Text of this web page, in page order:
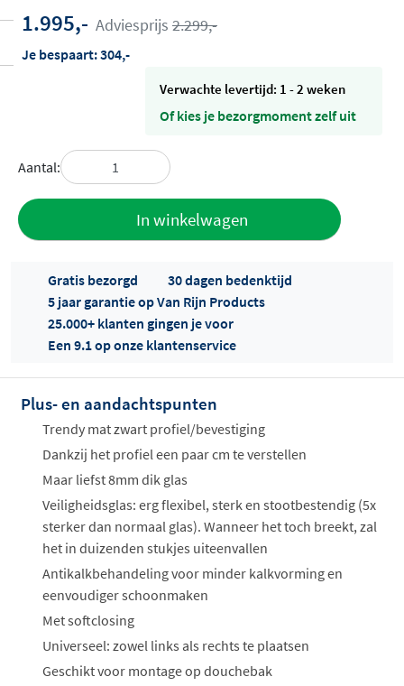
1.995,- Adviesprijs 2.299,-
Je bespaart:304,-
Verwachte levertijd: 1 - 2 weken
Of kies je bezorgmoment zelf uit
Aantal:
In winkelwagen
Offertes
ophalen...
Gratis bezorgd
30 dagen bedenktijd
5 jaar garantie op Van Rijn Products
25.000+ klanten gingen je voor
Een 9.1 op onze klantenservice
Plus- en aandachtspunten
Trendy mat zwart profiel/bevestiging
Dankzij het profiel een paar cm te verstellen
Maar liefst 8mm dik glas
Veiligheidsglas: erg flexibel, sterk en stootbestendig (5x
sterker dan normaal glas). Wanneer het toch breekt, zal
het in duizenden stukjes uiteenvallen
Antikalkbehandeling voor minder kalkvorming en
eenvoudiger schoonmaken
Met softclosing
Universeel: zowel links als rechts te plaatsen
Geschikt voor montage op douchebak